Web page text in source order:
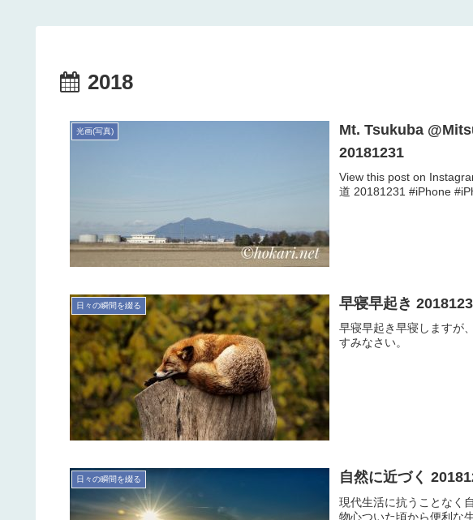
2018
光画(写真)
Mt. Tsukuba
20181231
View this post on
道 20181231 #iPhone
日々の瞬間を綴る 早寝早起き
早寝早起き早寝しますが
すみなさい。
日々の瞬間を綴る 自然に近づく
現代生活に抗うことなく
物心ついた頃から便利な